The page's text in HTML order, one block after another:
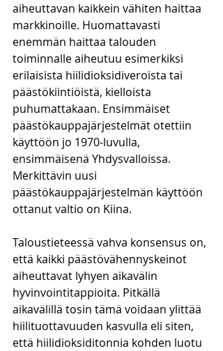
aiheuttavan kaikkein vähiten haittaa
markkinoille. Huomattavasti
enemmän haittaa talouden
toiminnalle aiheutuu esimerkiksi
erilaisista hiilidioksidiveroista tai
päästökiintiöistä, kielloista
puhumattakaan. Ensimmäiset
päästökauppajärjestelmät otettiin
käyttöön jo 1970-luvulla,
ensimmäisenä Yhdysvalloissa.
Merkittävin uusi
päästökauppajärjestelmän käyttöön
ottanut valtio on Kiina.
Taloustieteessä vahva konsensus on,
että kaikki päästövähennyskeinot
aiheuttavat lyhyen aikavälin
hyvinvointitappioita. Pitkällä
aikavälillä tosin tämä voidaan ylittää
hiilituottavuuden kasvulla eli siten,
että hiilidioksiditonnia kohden luotu